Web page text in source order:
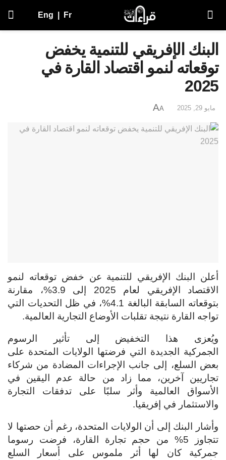
Eng Fr
البنك الإفريقي للتنمية يخفض
توقعاته لنمو اقتصاد القارة في
2025
مايو 29, 2025 A
A
أعلن البنك الإفريقي للتنمية عن خفض توقعاته لنمو
الاقتصاد الإفريقي لعام 2025 إلى 3.9%، مقارنة
بتوقعاته السابقة البالغة 4.1%، في ظل التحديات التي
تواجه القارة نتيجة تقلبات الأوضاع التجارية العالمية.
ويُعزى هذا التخفيض إلى تأثير الرسوم
الجمركية الجديدة التي فرضتها الولايات المتحدة على
بعض السلع، إلى جانب الإجراءات المضادة من شركاء
تجاريين آخرين، مما زاد من حالة عدم اليقين في
الأسواق العالمية وأثر سلبًا على تدفقات التجارة
والاستثمار في إفريقيا.
وأشار البنك إلى أن الولايات المتحدة، رغم أن حصتها لا
تتجاوز 5% من حجم تجارة القارة، فرضت رسوما
جمركية كان لها أثر ملموس على أسعار السلع